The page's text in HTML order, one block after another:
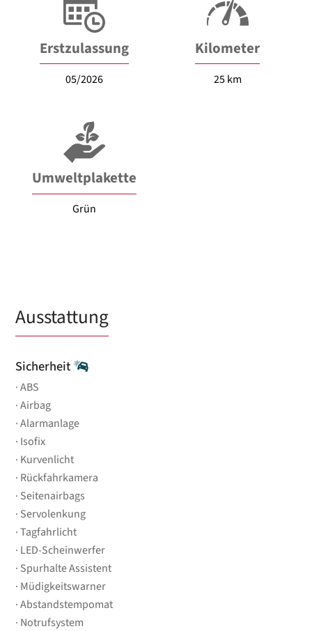
Erstzulassung
05/2026
Kilometer
25 km
Umweltplakette
Grün
Ausstattung
Sicherheit
ABS
Airbag
Alarmanlage
Isofix
Kurvenlicht
Rückfahrkamera
Seitenairbags
Servolenkung
Tagfahrlicht
LED-Scheinwerfer
Spurhalte Assistent
Müdigkeitswarner
Abstandstempomat
Notrufsystem